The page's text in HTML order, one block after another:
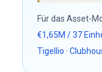
Für das Asset-
€1,65M / 37
Tigellio ·